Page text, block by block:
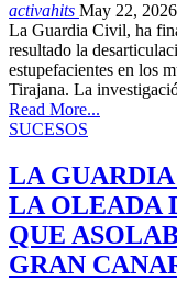
activahits May 22, 2026
La Guardia Civil, ha
resultado la
estupefacientes en los
Tirajana. La
Read More...
SUCESOS
LA
LA OLEADA
QUE
GRAN